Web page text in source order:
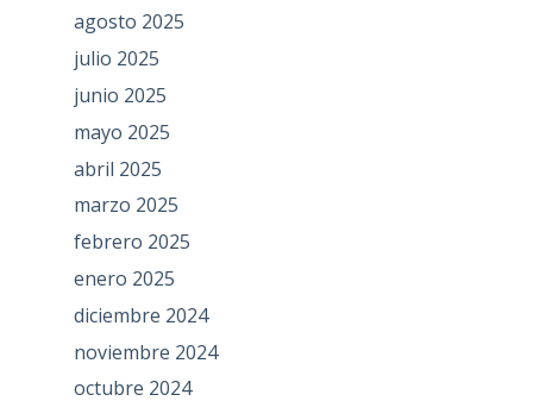
agosto 2025
julio 2025
junio 2025
mayo 2025
abril 2025
marzo 2025
febrero 2025
enero 2025
diciembre 2024
noviembre 2024
octubre 2024